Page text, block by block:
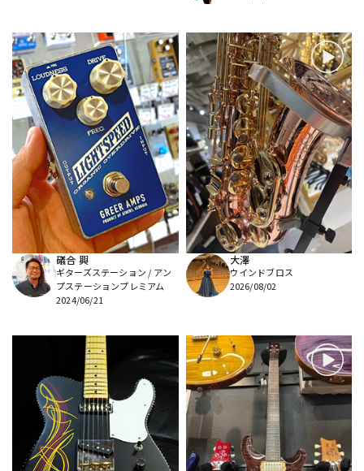
礒合 興
ギターズステーション / アン
プステーションプレミアム
2024/06/21
大澤
ウインドブロス
2026/08/02